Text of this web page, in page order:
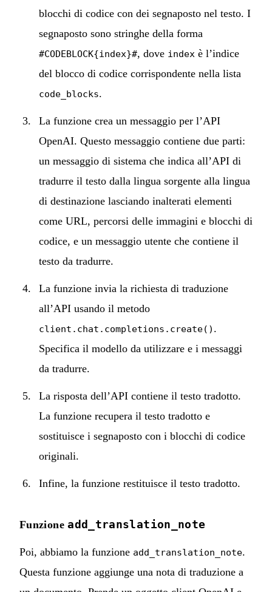
blocchi di codice con dei segnaposto nel testo. I
segnaposto sono stringhe della forma
#CODEBLOCK{index}#, dove index è l’indice
del blocco di codice corrispondente nella lista
code_blocks.
La funzione crea un messaggio per l’API
OpenAI. Questo messaggio contiene due parti:
un messaggio di sistema che indica all’API di
tradurre il testo dalla lingua sorgente alla lingua
di destinazione lasciando inalterati elementi
come URL, percorsi delle immagini e blocchi di
codice, e un messaggio utente che contiene il
testo da tradurre.
La funzione invia la richiesta di traduzione
all’API usando il metodo
client.chat.completions.create() .
Specifica il modello da utilizzare e i messaggi
da tradurre.
La risposta dell’API contiene il testo tradotto.
La funzione recupera il testo tradotto e
sostituisce i segnaposto con i blocchi di codice
originali.
Infine, la funzione restituisce il testo tradotto.
Funzioneadd_translation_note
Poi, abbiamo la funzione add_translation_note.
Questa funzione aggiunge una nota di traduzione a